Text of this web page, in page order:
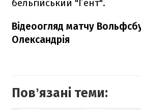
бельгійський "Гент".
Відеоогляд матчу
Олександрія
Повʼязані теми: